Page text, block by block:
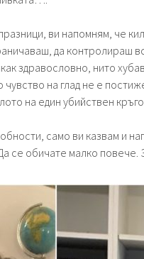
ви напомням, че
да контролираш
здравословно, нито
чувство на глад не е
на един убийствен
само ви казвам и
се обичате малко